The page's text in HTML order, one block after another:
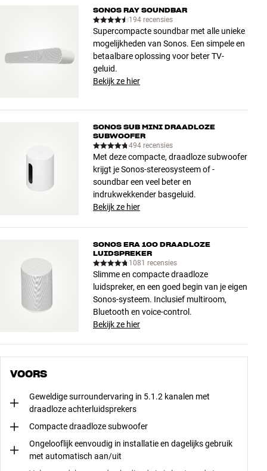
SONOS RAY SOUNDBAR
194 recensies
Supercompacte soundbar met alle unieke
mogelijkheden van Sonos. Een simpele en
betaalbare oplossing voor beter TV-
geluid.
Bekijk ze hier
SONOS SUB MINI DRAADLOZE
SUBWOOFER
494 recensies
Met deze compacte, draadloze subwoofer
krijgt je Sonos-stereosysteem of -
soundbar een veel beter en
indrukwekkender basgeluid.
Bekijk ze hier
SONOS ERA 100 DRAADLOZE
LUIDSPREKER
1081 recensies
Slimme en compacte draadloze
luidspreker, en een goed begin van je eigen
Sonos-systeem. Inclusief multiroom,
Bluetooth en voice-control.
Bekijk ze hier
VOORS
Geweldige surroundervaring in 5.1.2 kanalen met
draadloze achterluidsprekers
Compacte draadloze subwoofer
Ongelooflijk eenvoudig in installatie en dagelijks gebruik
met automatisch aan/uit